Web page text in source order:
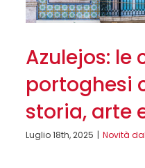
Azulejos: le
portoghesi
storia, arte
Luglio 18th, 2025 | Novità